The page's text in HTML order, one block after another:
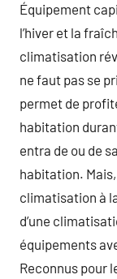
Équipement
l’hiver et la
climatisation
ne faut pas se
permet de
habitation
entra de ou de
habitation.
climatisation à
d’une
équipements
Reconnus pour